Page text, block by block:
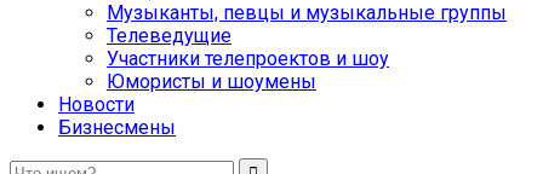
Музыканты, певцы и музыкальные группы
Телеведущие
Участники телепроектов и шоу
Юмористы и шоумены
Новости
Бизнесмены